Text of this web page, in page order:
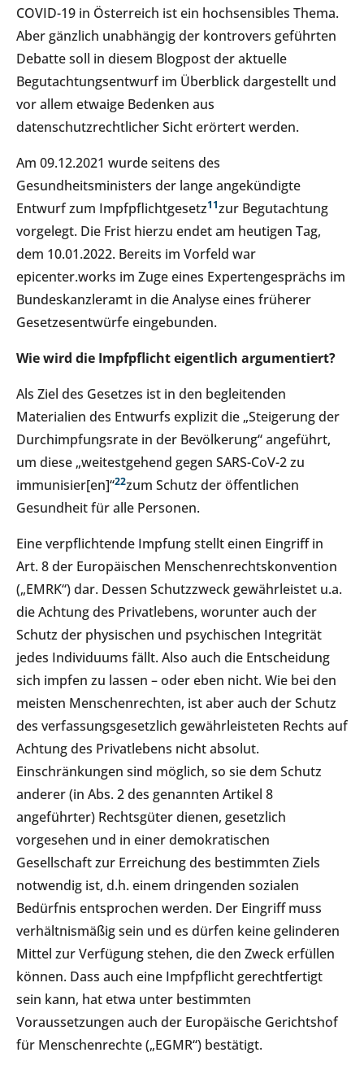
COVID-19 in Österreich ist ein hochsensibles Thema.
Aber gänzlich unabhängig der kontrovers geführten
Debatte soll in diesem Blogpost der aktuelle
Begutachtungsentwurf im Überblick dargestellt und
vor allem etwaige Bedenken aus
datenschutzrechtlicher Sicht erörtert werden.
Am 09.12.2021 wurde seitens des
Gesundheitsministers der lange angekündigte
Entwurf zum Impfpflichtgesetz11zur Begutachtung
vorgelegt. Die Frist hierzu endet am heutigen Tag,
dem 10.01.2022. Bereits im Vorfeld war
epicenter.works im Zuge eines Expertengesprächs im
Bundeskanzleramt in die Analyse eines früherer
Gesetzesentwürfe eingebunden.
Wie wird die Impfpflicht eigentlich argumentiert?
Als Ziel des Gesetzes ist in den begleitenden
Materialien des Entwurfs explizit die „Steigerung der
Durchimpfungsrate in der Bevölkerung“ angeführt,
um diese „weitestgehend gegen SARS-CoV-2 zu
immunisier[en]“22zum Schutz der öffentlichen
Gesundheit für alle Personen.
Eine verpflichtende Impfung stellt einen Eingriff in
Art. 8 der Europäischen Menschenrechtskonvention
(„EMRK“) dar. Dessen Schutzzweck gewährleistet u.a.
die Achtung des Privatlebens, worunter auch der
Schutz der physischen und psychischen Integrität
jedes Individuums fällt. Also auch die Entscheidung
sich impfen zu lassen – oder eben nicht. Wie bei den
meisten Menschenrechten, ist aber auch der Schutz
des verfassungsgesetzlich gewährleisteten Rechts auf
Achtung des Privatlebens nicht absolut.
Einschränkungen sind möglich, so sie dem Schutz
anderer (in Abs. 2 des genannten Artikel 8
angeführter) Rechtsgüter dienen, gesetzlich
vorgesehen und in einer demokratischen
Gesellschaft zur Erreichung des bestimmten Ziels
notwendig ist, d.h. einem dringenden sozialen
Bedürfnis entsprochen werden. Der Eingriff muss
verhältnismäßig sein und es dürfen keine gelinderen
Mittel zur Verfügung stehen, die den Zweck erfüllen
können. Dass auch eine Impfpflicht gerechtfertigt
sein kann, hat etwa unter bestimmten
Voraussetzungen auch der Europäische Gerichtshof
für Menschenrechte („EGMR“) bestätigt.